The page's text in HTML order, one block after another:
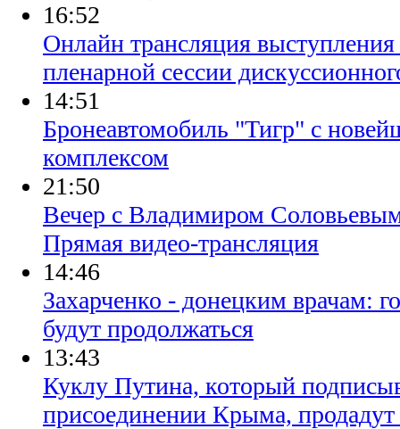
16:52
Онлайн трансляция
пленарной сессии
14:51
Бронеавтомобиль "Тигр" с
комплексом
21:50
Вечер с Владимиром
Прямая видео-трансляция
14:46
Захарченко - донецким врачам:
будут продолжаться
13:43
Куклу Путина, который
присоединении Крыма, продадут